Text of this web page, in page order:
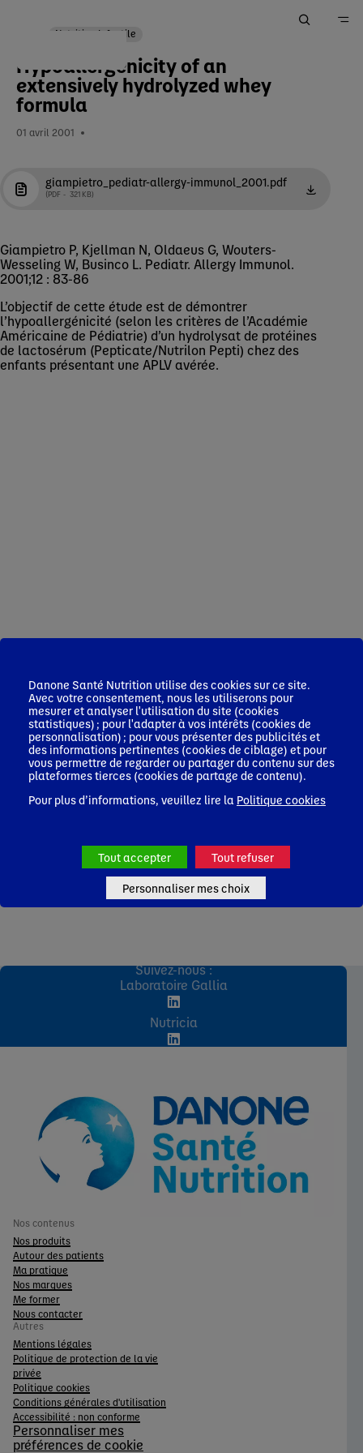
Accueil
Nos Produits
Nos études Laboratoire Gallia® Allergie
Nutrition Infantile
01 avril 2001
Hypoallergenicity of an
extensively hydrolyzed whey
formula
giampietro_pediatr-allergy-immunol_2001.pdf
321 KB
PDF
Giampietro P, Kjellman N, Oldaeus G, Wouters-
Wesseling W, Businco L. Pediatr. Allergy Immunol.
2001;12 : 83-86
L’objectif de cette étude est de démontrer
l’hypoallergénicité (selon les critères de l’Académie
Américaine de Pédiatrie) d’un hydrolysat de protéines
de lactosérum (Pepticate/Nutrilon Pepti) chez des
enfants présentant une APLV avérée.
Suivez-nous :
Laboratoire Gallia
Nutricia
Nos contenus
Nos produits
Autour des patients
Ma pratique
Nos marques
Me former
Nous contacter
Autres
Mentions légales
Politique de protection de la vie
privée
Politique cookies
Conditions générales d'utilisation
Accessibilité : non conforme
Personnaliser mes
préférences de cookie
Danone Santé Nutrition utilise des cookies sur ce site.
Avec votre consentement, nous les utiliserons pour
mesurer et analyser l'utilisation du site (cookies
statistiques) ; pour l'adapter à vos intérêts (cookies de
personnalisation) ; pour vous présenter des publicités et
des informations pertinentes (cookies de ciblage) et pour
vous permettre de regarder ou partager du contenu sur des
plateformes tierces (cookies de partage de contenu).
Pour plus d’informations, veuillez lire la Politique cookies
Tout accepter Tout refuser
Personnaliser mes choix